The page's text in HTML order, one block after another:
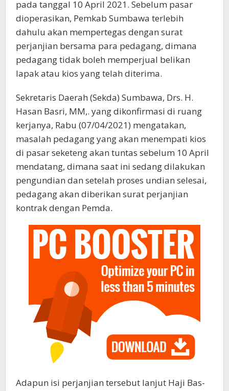
pada tanggal 10 April 2021. Sebelum pasar
dioperasikan, Pemkab Sumbawa terlebih
dahulu akan mempertegas dengan surat
perjanjian bersama para pedagang, dimana
pedagang tidak boleh memperjual belikan
lapak atau kios yang telah diterima.
Sekretaris Daerah (Sekda) Sumbawa, Drs. H.
Hasan Basri, MM,. yang dikonfirmasi di ruang
kerjanya, Rabu (07/04/2021) mengatakan,
masalah pedagang yang akan menempati kios
di pasar seketeng akan tuntas sebelum 10 April
mendatang, dimana saat ini sedang dilakukan
pengundian dan setelah proses undian selesai,
pedagang akan diberikan surat perjanjian
kontrak dengan Pemda.
Adapun isi perjanjian tersebut lanjut Haji Bas-